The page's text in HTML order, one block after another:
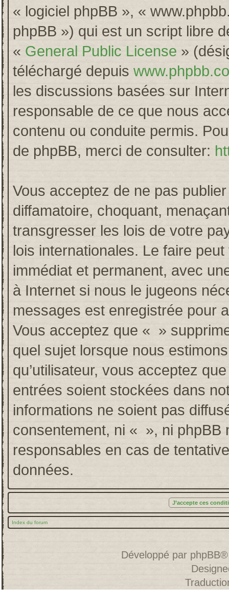
« logiciel phpBB », «
phpBB ») qui est un script libre
« General Public License »
téléchargé depuis
les discussions basées sur
responsable de ce que nous
contenu ou conduite permis.
de phpBB, merci de consulter:
Vous acceptez de ne pas
diffamatoire, choquant,
transgresser les lois de votre
lois internationales. Le faire
immédiat et permanent, avec
à Internet si nous le jugeons
messages est enregistrée pour
Vous acceptez que « »
quel sujet lorsque nous
qu’utilisateur, vous acceptez
entrées soient stockées dans
informations ne soient pas
consentement, ni « », ni phpBB
responsables en cas de
données.
Index du forum
Développé par phpBB®